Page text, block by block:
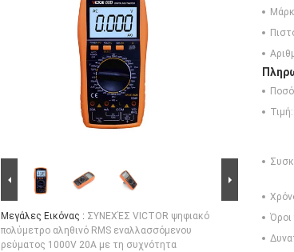
Μεγάλες Εικόνας : ΣΥΝΕΧΈΣ VICTOR ψηφιακό
πολύμετρο αληθινό RMS εναλλασσόμενου
ρεύματος 1000V 20A με τη συχνότητα
Τιμή: